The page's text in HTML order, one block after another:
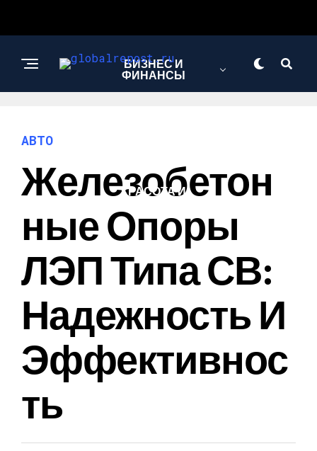
БИЗНЕС И
ФИНАНСЫ
КРАСОТА И
АВТО
Железобетон
Ные Опоры
ЛЭП Типа СВ:
Надежность И
Эффективнос
Ть